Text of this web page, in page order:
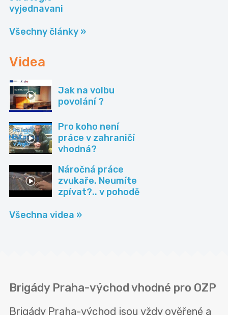
Všechny články »
Videa
Jak na volbu
povolání ?
Pro koho není
práce v zahraničí
vhodná?
Náročná práce
zvukaře. Neumíte
zpívat?.. v pohodě
Všechna videa »
Brigády Praha-východ vhodné pro OZP
Brigády Praha-východ jsou vždy ověřené a